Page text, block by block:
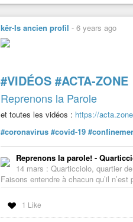
kêr-Is ancien profil - 6 years ago
#VIDÉOS #ACTA-ZONE
Reprenons la Parole
et toutes les vidéos : https://
#coronavirus #covid-19
Reprenons la parole! -
14 mars : Quarticciolo, quartier
Faisons entendre à chacun qu’il
1 Like